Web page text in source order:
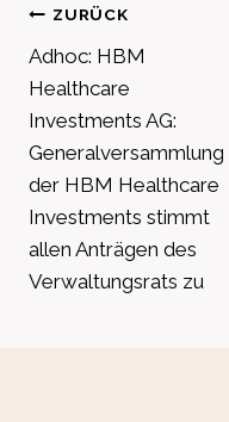
ZURÜCK
Adhoc: HBM
Healthcare
Investments AG:
Generalversammlung
der HBM Healthcare
Investments stimmt
allen Anträgen des
Verwaltungsrats zu